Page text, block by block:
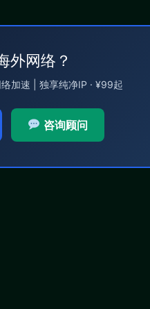
外网络？
加速 | 独享纯净IP · ¥99起
咨询顾问